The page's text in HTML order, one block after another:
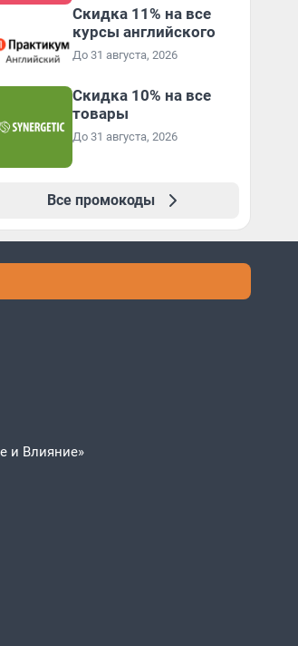
Скидка 11% на все
курсы английского
До 31 августа, 2026
Скидка 10% на все
товары
До 31 августа, 2026
Все промокоды
и Влияние»